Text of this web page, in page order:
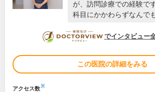
が、訪問診療での経験で
科目にかかわらずなんで
DOCTORVIEW
でインタビュー
この医院の詳細をみる
アクセス数※